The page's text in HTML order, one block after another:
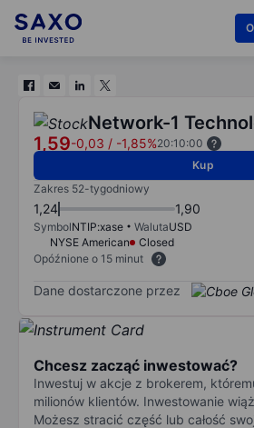
Network-1
1,59-0,03 / -1,85%20:10:00
Kup
Zakres 52-tygodniowy
1,24 1,90
SymbolNTIP:xase WalutaUSD
NYSE American
Closed
Opóźnione o 15 minut
Dane dostarczone przez
Chcesz zacząć inwestować?
Inwestuj w akcje z brokerem,
milionów klientów. Inwestowanie
Możesz stracić część lub całość